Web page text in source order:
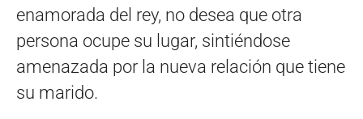
enamorada del rey, no desea que otra
persona ocupe su lugar, sintiéndose
amenazada por la nueva relación que tiene
su marido.